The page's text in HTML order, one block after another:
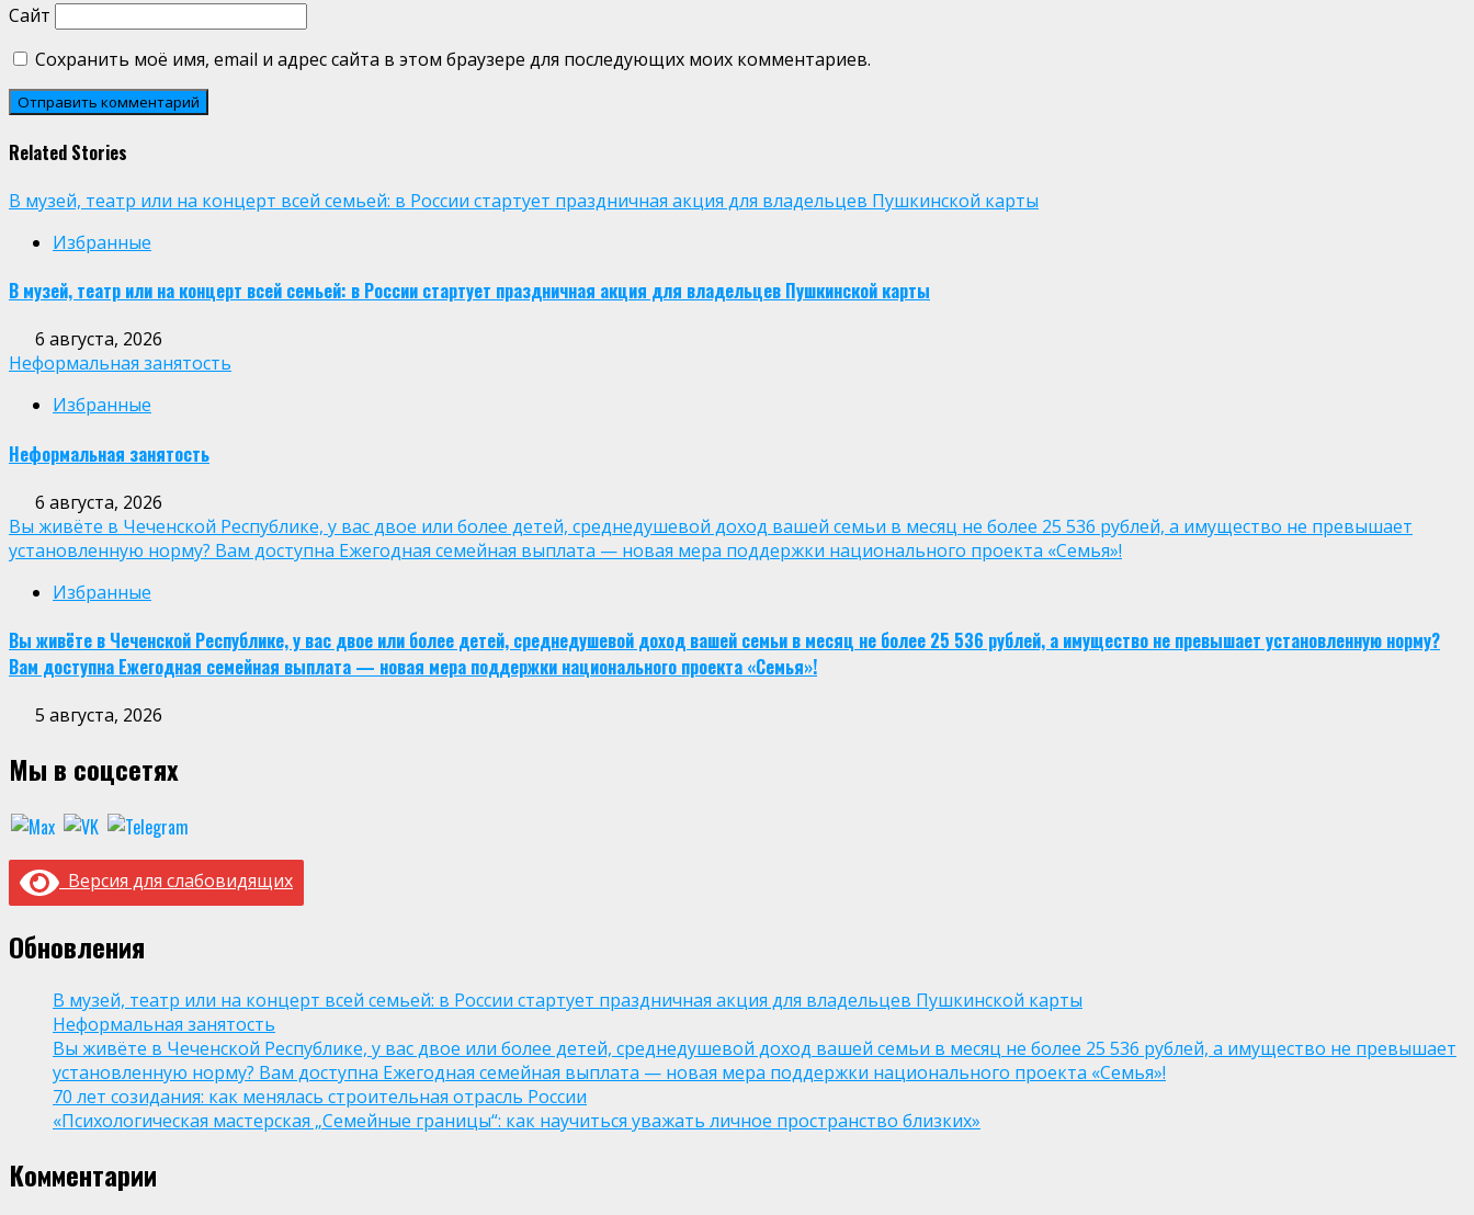
Сайт
Сохранить моё имя, email и адрес сайта в этом браузере для последующих моих комментариев.
Related Stories
В музей, театр или на концерт всей семьей: в России стартует праздничная акция для владельцев Пушкинской карты
Избранные
В музей, театр или на концерт всей семьей: в России стартует праздничная акция для владельцев Пушкинской карты
6 августа, 2026
Неформальная занятость
Избранные
Неформальная занятость
6 августа, 2026
Вы живёте в Чеченской Республике, у вас двое или более детей, среднедушевой доход вашей семьи в месяц не более 25 536 рублей, а имущество не превышает
установленную норму? Вам доступна Ежегодная семейная выплата — новая мера поддержки национального проекта «Семья»!
Избранные
Вы живёте в Чеченской Республике, у вас двое или более детей, среднедушевой доход вашей семьи в месяц не более 25 536 рублей, а имущество не превышает установленную норму?
Вам доступна Ежегодная семейная выплата — новая мера поддержки национального проекта «Семья»!
5 августа, 2026
Мы в соцсетях
Версия для слабовидящих
Обновления
В музей, театр или на концерт всей семьей: в России стартует праздничная акция для владельцев Пушкинской карты
Неформальная занятость
Вы живёте в Чеченской Республике, у вас двое или более детей, среднедушевой доход вашей семьи в месяц не более 25 536 рублей, а имущество не превышает
установленную норму? Вам доступна Ежегодная семейная выплата — новая мера поддержки национального проекта «Семья»!
70 лет созидания: как менялась строительная отрасль России
«Психологическая мастерская „Семейные границы“: как научиться уважать личное пространство близких»
Комментарии